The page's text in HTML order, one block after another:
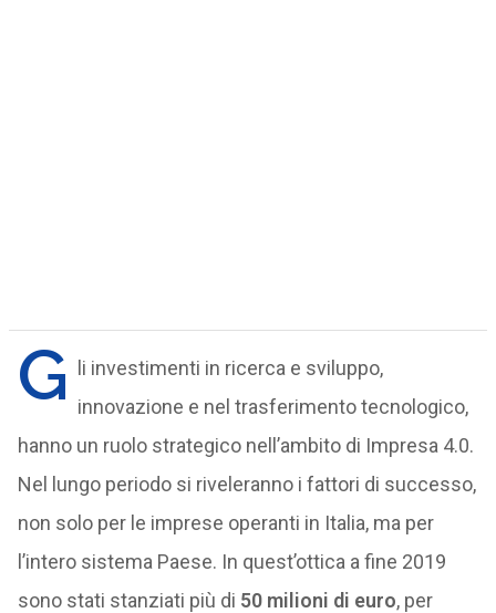
G
li investimenti in ricerca e sviluppo,
innovazione e nel trasferimento tecnologico,
hanno un ruolo strategico nell’ambito di Impresa 4.0.
Nel lungo periodo si riveleranno i fattori di successo,
non solo per le imprese operanti in Italia, ma per
l’intero sistema Paese. In quest’ottica a fine 2019
sono stati stanziati più di 50 milioni di euro, per